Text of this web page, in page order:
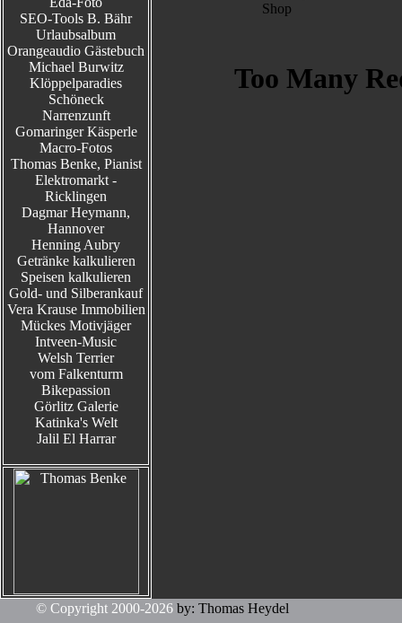
SEO-Tools B. Bähr
Urlaubsalbum
Orangeaudio Gästebuch
Michael Burwitz
Klöppelparadies
Schöneck
Narrenzunft
Gomaringer Käsperle
Macro-Fotos
Thomas Benke, Pianist
Elektromarkt -
Ricklingen
Dagmar Heymann,
Hannover
Henning Aubry
Getränke kalkulieren
Speisen kalkulieren
Gold- und Silberankauf
Vera Krause Immobilien
Mückes Motivjäger
Intveen-Music
Welsh Terrier
vom Falkenturm
Bikepassion
Görlitz Galerie
Katinka's Welt
Jalil El Harrar
Shop
© Copyright 2000-2026 by: Thomas Heydel